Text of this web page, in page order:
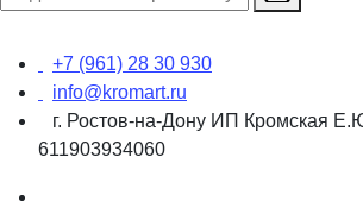
+7 (961) 28 30 930
info@kromart.ru
г. Ростов-на-Дону ИП Кромская
611903934060